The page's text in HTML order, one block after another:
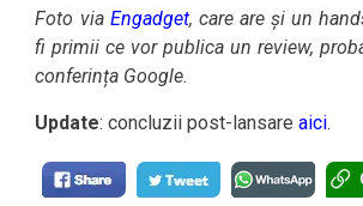
Foto via Engadget, care are și un
fi primii ce vor publica un review,
conferința Google.
Update: concluzii post-lansareaici.